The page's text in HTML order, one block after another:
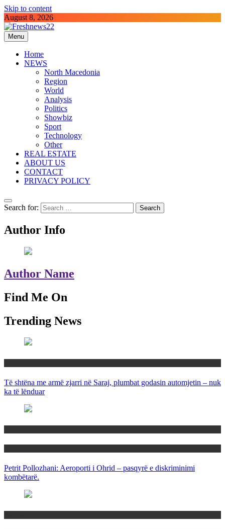
Skip to content
August 8, 2026
Freshnews22
Best News Website in North Macedonia
Menu
Home
NEWS
North Macedonia
Region
World
Analysis
Politics
Showbiz
Sport
Technology
Other
REAL ESTATE
ABOUT US
CONTACT
PRIVACY POLICY
Search for:
Author Info
Author Name
Find Me On
Trending News
Të shtëna me armë zjarri në Saraj, plumbat godasin automjetin – nuk
ka të lënduar
Petrit Pollozhani: Aeroporti i Ohrid – pasqyrë e diskriminimi
kombëtarë.